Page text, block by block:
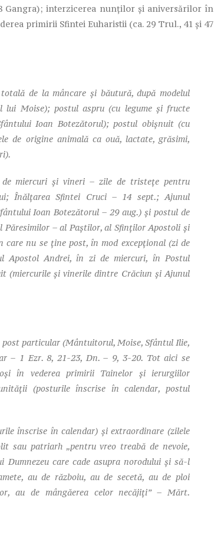
Gangra); interzicerea nunţilor şi aniversărilor în
primirii Sfintei Euharistii (ca. 29 Trul., 41 şi 47
de la mâncare şi băutură, după modelul
Moise); postul aspru (cu legume şi fructe
Ioan Botezătorul); postul obişnuit (cu
de origine animală ca ouă, lactate, grăsimi,
miercuri şi vineri – zile de tristeţe pentru
Înălţarea Sfintei Cruci – 14 sept.; Ajunul
Ioan Botezătorul – 29 aug.) şi postul de
Păresimilor – al Paştilor, al Sfinţilor Apostoli şi
nu se ţine post, în mod excepţional (zi de
Apostol Andrei, în zi de miercuri, în Postul
(miercurile şi vinerile dintre Crăciun şi Ajunul
particular (Mântuitorul, Moise, Sfântul Ilie,
– 1 Ezr. 8, 21-23, Dn. – 9, 3-20. Tot aici se
în vederea primirii Tainelor şi ierurgiilor
(posturile înscrise în calendar, postul
înscrise în calendar) şi extraordinare (zilele
sau patriarh „pentru vreo treabă de nevoie,
care cade asupra norodului şi să-l
au de războiu, au de secetă, au de ploi
au de mângăerea celor necăjiţi” – Mărt.